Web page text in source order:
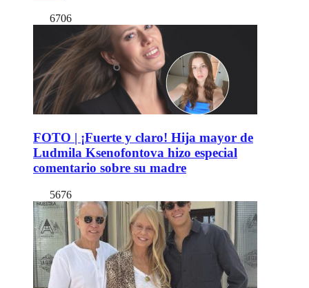
6706
FOTO | ¡Fuerte y claro! Hija mayor de
Ludmila Ksenofontova hizo especial
comentario sobre su madre
5676